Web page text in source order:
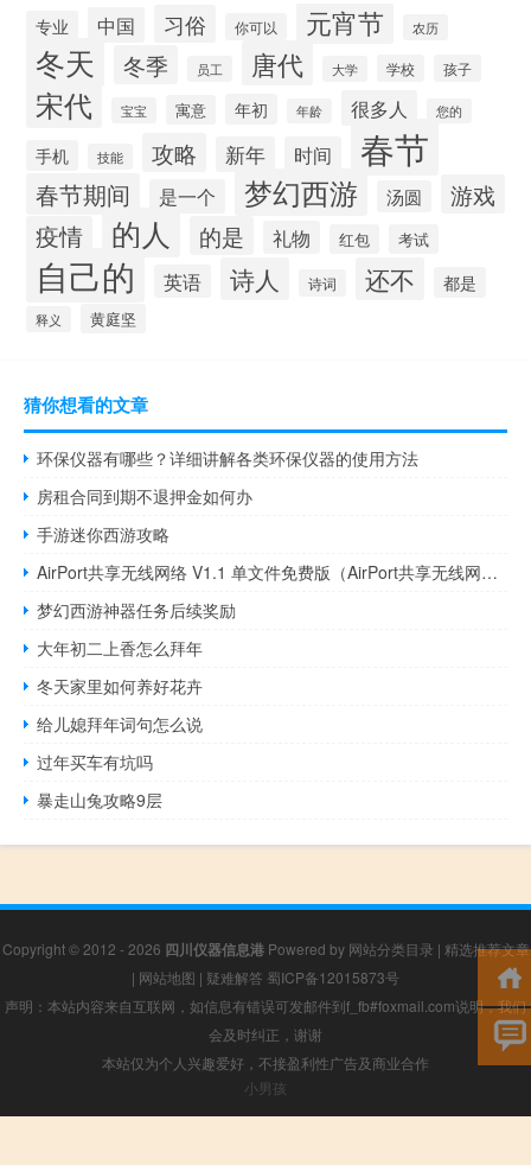
专业 中国 习俗 你可以 元宵节 农历
冬天 冬季 员工 唐代 大学 学校 孩子
宋代 宝宝 寓意 年初 年龄 很多人 您的
手机 技能 攻略 新年 时间 春节
春节期间 是一个 梦幻西游 汤圆 游戏
疫情 的人 的是 礼物 红包 考试
自己的 英语 诗人 诗词 还不 都是
释义 黄庭坚
猜你想看的文章
环保仪器有哪些？详细讲解各类环保仪器的使用方法
房租合同到期不退押金如何办
手游迷你西游攻略
AirPort共享无线网络 V1.1 单文件免费版（AirPort共享无线网络 V1.1 单文件免费版功能简介）
梦幻西游神器任务后续奖励
大年初二上香怎么拜年
冬天家里如何养好花卉
给儿媳拜年词句怎么说
过年买车有坑吗
暴走山兔攻略9层
Copyright © 2012 - 2026 四川仪器信息港Powered by 网站分类目录 | 精选推荐文章
| 网站地图 | 疑难解答 蜀ICP备12015873号
声明：本站内容来自互联网，如信息有错误可发邮件到f_fb#foxmail.com说明，我们
会及时纠正，谢谢
本站仅为个人兴趣爱好，不接盈利性广告及商业合作
小男孩